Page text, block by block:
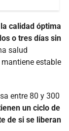
la calidad óptima
o tres días sin
salud
estable
entre 80 y 300
un ciclo de
de si se liberan